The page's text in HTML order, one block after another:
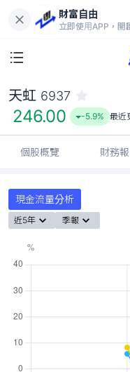
財富自由
立即使用APP，開
天虹 6937
246.00 -5.9% 最近
個股概覽 財務
現金流量分析
近5年 季報